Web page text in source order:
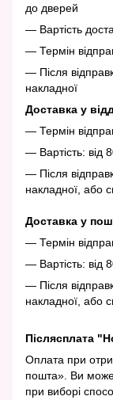
до дверей
— Вартість
— Термін
— Після
накладної
Доставка у
— Термін
— Вартість: від
— Після
накладної, або
Доставка у
— Термін
— Вартість: від
— Після
накладної, або
Післясплата
Оплата при
пошта». Ви
при виборі